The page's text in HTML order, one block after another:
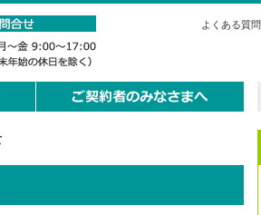
よくある質問